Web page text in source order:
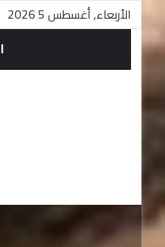
الأربعاء, أغسطس 5 2026